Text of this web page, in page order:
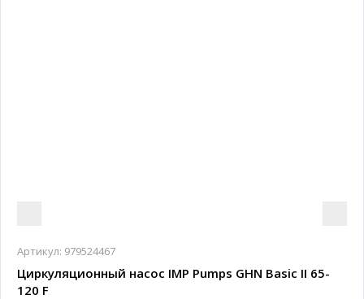
Артикул: 979524467
Циркуляционный насос IMP Pumps GHN Basic II 65-
120 F